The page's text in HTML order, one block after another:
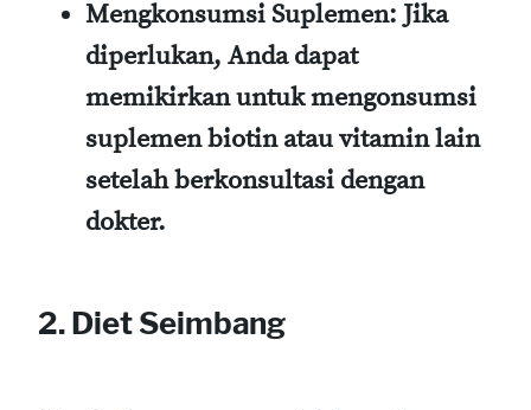
Mengkonsumsi Suplemen: Jika
diperlukan, Anda dapat
memikirkan untuk mengonsumsi
suplemen biotin atau vitamin lain
setelah berkonsultasi dengan
dokter.
2. Diet Seimbang